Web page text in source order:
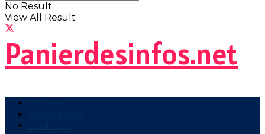
No Result
View All Result
Panierdesinfos.net